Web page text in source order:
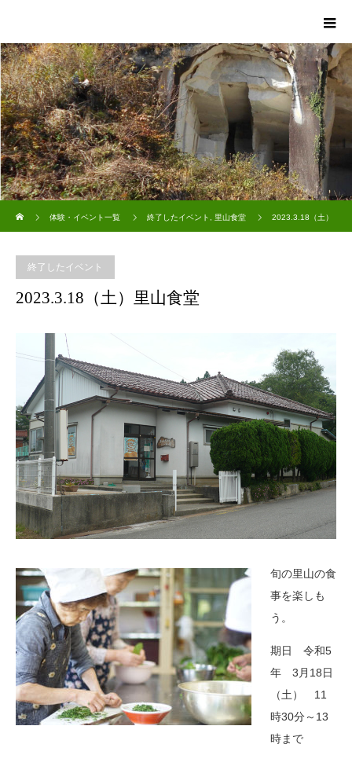
体験・イベント一覧
終了したイベント 里山食堂 2023.3.18（土）
終了したイベント
2023.3.18（土）里山食堂
旬の里山の食
事を楽しも
う。
期日 令和5
年 3月18日
（土） 11
時30分～13
時まで